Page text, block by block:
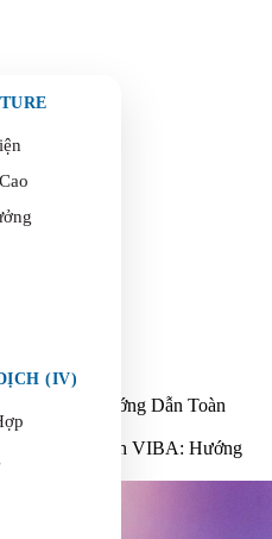
(IV)
VIBA: Hướng Dẫn Toàn
Và Biểu Sinh VIBA: Hướng